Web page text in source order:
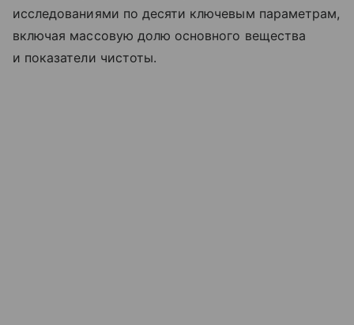
исследованиями по десяти ключевым параметрам,
включая массовую долю основного вещества
и показатели чистоты.